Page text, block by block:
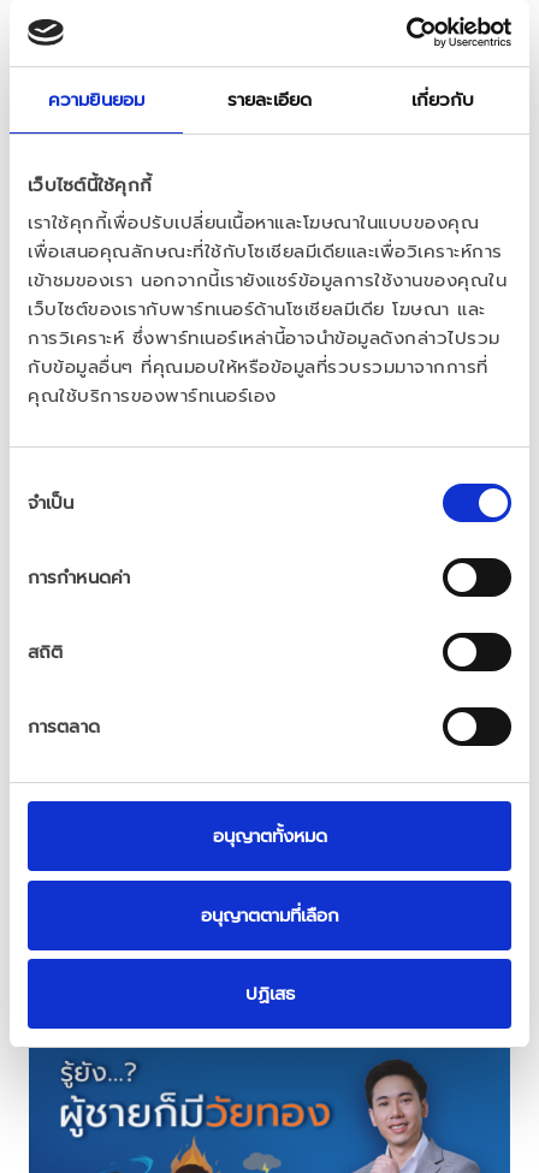
ความยินยอม รายละเอียด เกี่ยวกับ
เว็บไซต์นี้ใช้คุกกี้
เราใช้คุกกี้เพื่อปรับเปลี่ยนเนื้อหาและโฆษณาในแบบของคุณ
เพื่อเสนอคุณลักษณะที่ใช้กับโซเชียลมีเดียและเพื่อวิเคราะห์การ
เข้าชมของเรา นอกจากนี้เรายังแชร์ข้อมูลการใช้งานของคุณใน
เว็บไซต์ของเรากับพาร์ทเนอร์ด้านโซเชียลมีเดีย โฆษณา และ
การวิเคราะห์ ซึ่งพาร์ทเนอร์เหล่านี้อาจนำข้อมูลดังกล่าวไปรวม
กับข้อมูลอื่นๆ ที่คุณมอบให้หรือข้อมูลที่รวบรวมมาจากการที่
คุณใช้บริการของพาร์ทเนอร์เอง
เลือก
จำเป็น
การกำหนดค่า
สถิติ
การตลาด
อนุญาตทั้งหมด
อนุญาตตามที่เลือก
ปฏิเสธ
อาการวัยทอง ก็คืออาการพร่องฮอร์โมนเพศชาย หรือ
ฮอร์โมนเทสโทสเทอโรน (Testosterone)
หรือฮอร์โมนพลังหนุ่มลดลง จากระดับสมดุล ที่ 300 –
1,100 ng/dL หรือที่ต่างประเทศ เรียกกันว่า Low-T
โดยผู้ชายจะมีระดับฮอร์โมนเพศลดลง
ร่างกายจะเริ่มผลิตฮอร์โมนนี้ลดลงประมาณปีละ 1-2%
วัยทองของผู้ชายไม่ใช่เรื่องเล่น ๆ มันกระทบทั้งร่างกาย
อารมณ์ เซ็กส์ และคุณภาพชีวิตโดยรวม
หากเป็นชายวัยทองแล้ว ควรต้องดูแลตัวเองอย่างไร?
เริ่มจากการปรับพฤติกรรม นอนพักผ่อนให้เพียงพอ,
ออกกำลังกาย, ทานอาหารที่มีประโยชน์, งดสิ่งมึนเมา,
แบบเจลทา
แต่ถ้าเรา รู้ก่อน เช็กก่อน พวกเราก็จะดูแลตัวเองได้
ก่อนที่อะไรจะแย่ลง เพราะบางที... แค่ฮอร์โมนกลับมา
เราก็จะกลับมาเป็น
“คนเดิม” ที่สุขภาพดี ชีวิตมีความสุข
พบหมอครั้งหน้า อย่าลืมตรวจเช็คระดับฮอร์โมนเพศ
ชายของตัวเอง
นพ.จิรวีร์ จัทรานุกุล
ยูโร